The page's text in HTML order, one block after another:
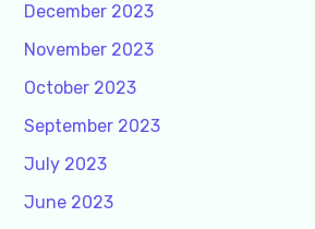
December 2023
November 2023
October 2023
September 2023
July 2023
June 2023